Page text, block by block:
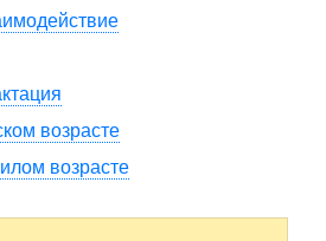
возрасте
возрасте